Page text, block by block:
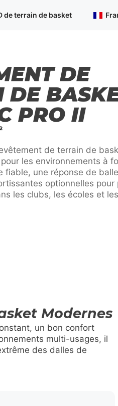
de terrain de basket
DE
DE
PRO II
de terrain de
les environnements à
fiable, une réponse de
optionnelles
les clubs, les écoles et
Modernes
un bon confort
multi-usages, il
des dalles de